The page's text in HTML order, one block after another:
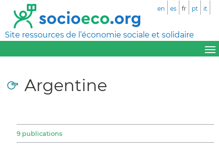
Site ressources de l’économie sociale et solidaire
en es fr pt it
Argentine
9 publications